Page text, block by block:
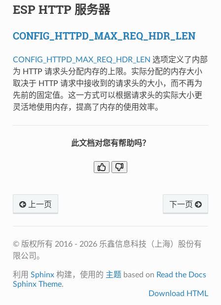
ESP HTTP 服务器
CONFIG_HTTPD_MAX_REQ_HDR_LEN
CONFIG_HTTPD_MAX_REQ_HDR_LEN 选项定义了内部
为 HTTP 请求头分配内存的上限。实际分配的内存大小
取决于 HTTP 请求中接收到的请求头的大小，而不再为
先前的固定值。这一方式可以根据请求头的实际大小更
灵活地使用内存，提高了内存的使用效率。
此文档对您有帮助吗？
上一页 下一页
© 版权所有 2016 - 2026 乐鑫信息科技（上海）股份有
限公司。
利用 Sphinx构建，使用的 主题 based on Read the Docs
Sphinx Theme.
Download HTML